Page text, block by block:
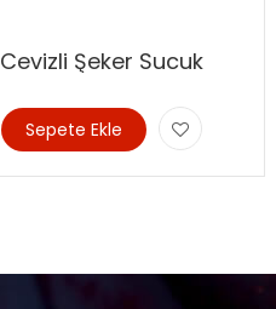
Cevizli Şeker Sucuk
Sepete Ekle